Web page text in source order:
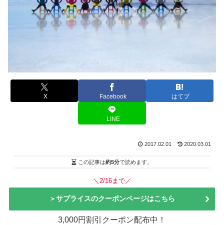
X Facebook はてブ
LINE
2017.02.01 2020.03.01
この記事は約5分で読めます。
＼2/16まで／
＞サプライスのクーポンページはこちら
3,000円割引クーポン配布中！